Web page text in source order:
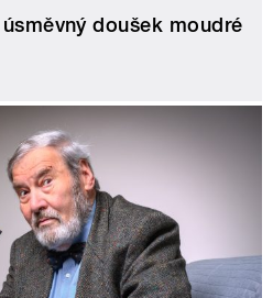
doušek moudré